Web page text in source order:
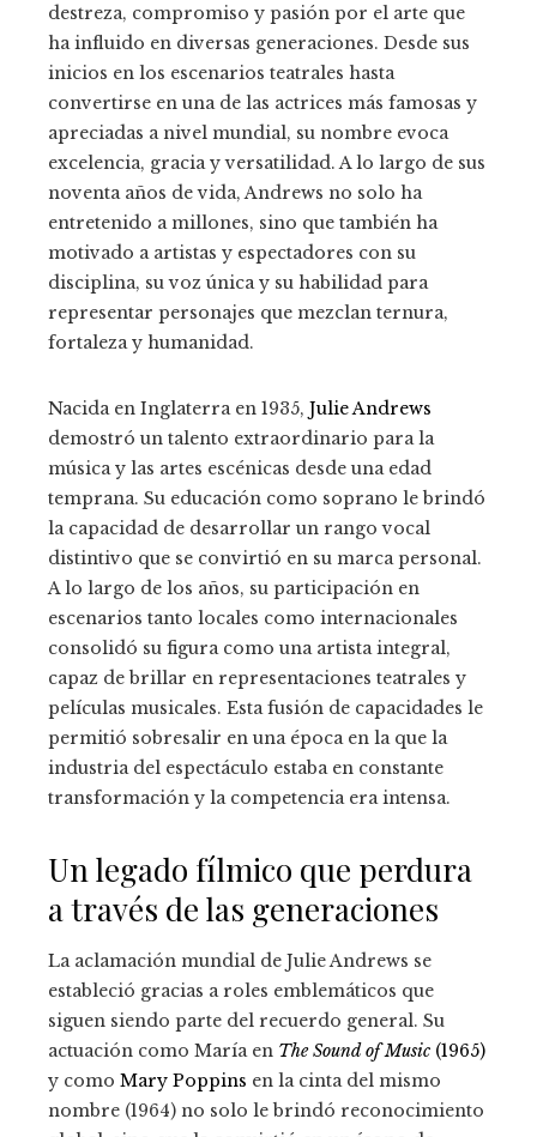
destreza, compromiso y pasión por el arte que
ha influido en diversas generaciones. Desde sus
inicios en los escenarios teatrales hasta
convertirse en una de las actrices más famosas y
apreciadas a nivel mundial, su nombre evoca
excelencia, gracia y versatilidad. A lo largo de sus
noventa años de vida, Andrews no solo ha
entretenido a millones, sino que también ha
motivado a artistas y espectadores con su
disciplina, su voz única y su habilidad para
representar personajes que mezclan ternura,
fortaleza y humanidad.
Nacida en Inglaterra en 1935, Julie Andrews
demostró un talento extraordinario para la
música y las artes escénicas desde una edad
temprana. Su educación como soprano le brindó
la capacidad de desarrollar un rango vocal
distintivo que se convirtió en su marca personal.
A lo largo de los años, su participación en
escenarios tanto locales como internacionales
consolidó su figura como una artista integral,
capaz de brillar en representaciones teatrales y
películas musicales. Esta fusión de capacidades le
permitió sobresalir en una época en la que la
industria del espectáculo estaba en constante
transformación y la competencia era intensa.
Un legado fílmico que perdura
a través de las generaciones
La aclamación mundial de Julie Andrews se
estableció gracias a roles emblemáticos que
siguen siendo parte del recuerdo general. Su
actuación como María en The Sound of Music (1965)
y como Mary Poppins en la cinta del mismo
nombre (1964) no solo le brindó reconocimiento